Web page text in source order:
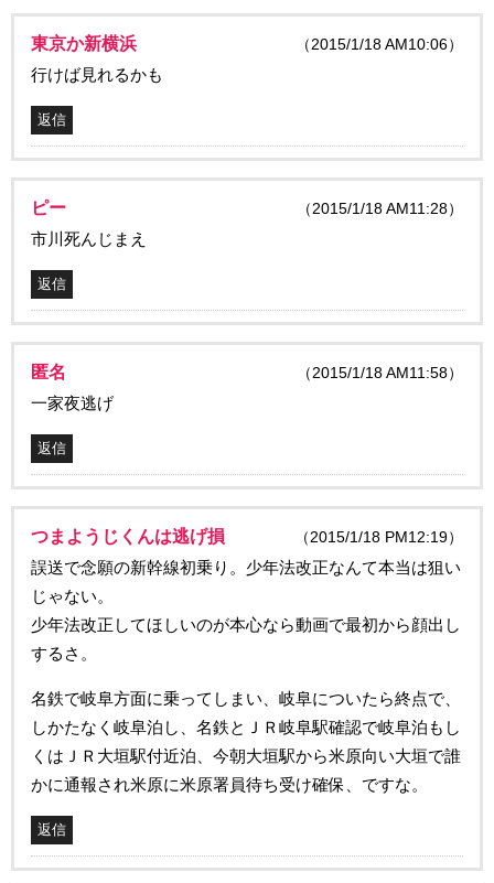
東京か新横浜 （2015/1/18 AM10:06）
行けば見れるかも
返信
ピー （2015/1/18 AM11:28）
市川死んじまえ
返信
匿名 （2015/1/18 AM11:58）
一家夜逃げ
返信
つまようじくんは逃げ損 （2015/1/18 PM12:19）
誤送で念願の新幹線初乗り。少年法改正なんて本当は狙い
じゃない。
少年法改正してほしいのが本心なら動画で最初から顔出し
するさ。
名鉄で岐阜方面に乗ってしまい、岐阜についたら終点で、
しかたなく岐阜泊し、名鉄とＪＲ岐阜駅確認で岐阜泊もし
くはＪＲ大垣駅付近泊、今朝大垣駅から米原向い大垣で誰
かに通報され米原に米原署員待ち受け確保、ですな。
返信